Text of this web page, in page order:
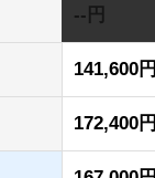
--円
141,600円
172,400円